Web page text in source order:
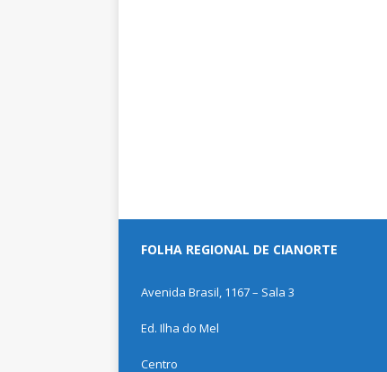
FOLHA REGIONAL DE CIANORTE
Avenida Brasil, 1167 – Sala 3
Ed. Ilha do Mel
Centro